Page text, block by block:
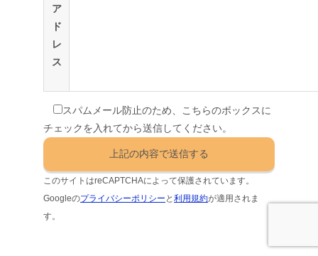
ア
ド
レ
ス
スパムメール防止のため、こちらのボックスに
チェックを入れてから送信してください。
このサイトはreCAPTCHAによって保護されています。
Googleのプライバシーポリシー と利用規約が適用されま
す。